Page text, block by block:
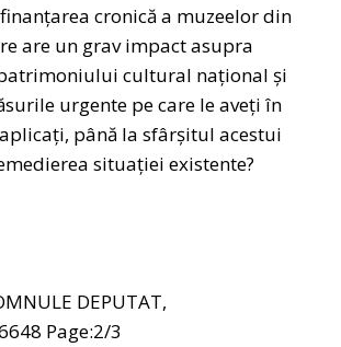
cronică a muzeelor din
are un grav impact asupra
cultural național și
urgente pe care le aveți în
până la sfârșitul acestui
situației existente?
DEPUTAT,
Page:2/3